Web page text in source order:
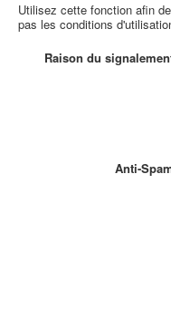
Utilisez cette fonction afin
pas les conditions
Raison du
Anti-